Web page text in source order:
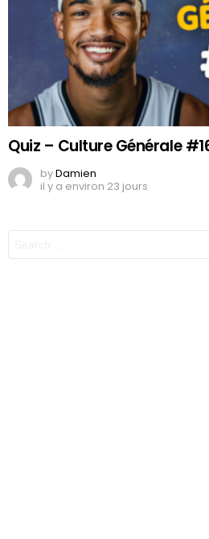
Quiz – Culture Générale
byDamien
il y a environ 23 jours